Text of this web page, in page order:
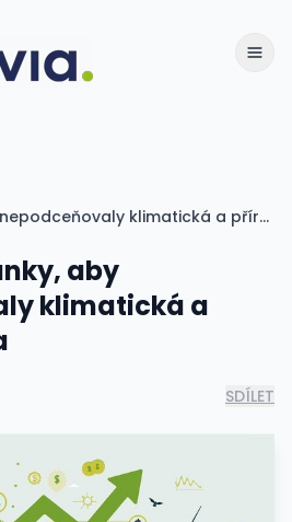
ECB varuje banky, aby nepodceňovaly klimatická a přírodní rizika
aby
klimatická a
SDÍLET